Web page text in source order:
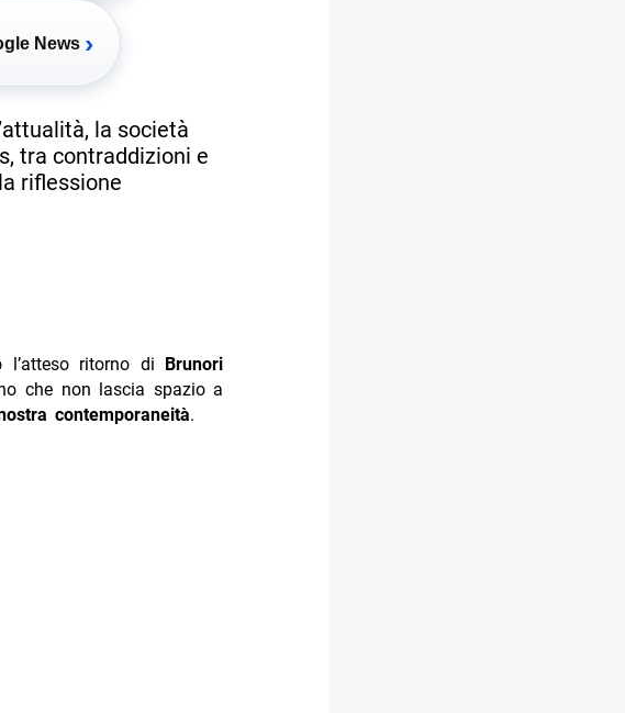
News ›
la società
tra contraddizioni e
riflessione
ritorno di
Brunori
che non lascia spazio a
contemporaneità.